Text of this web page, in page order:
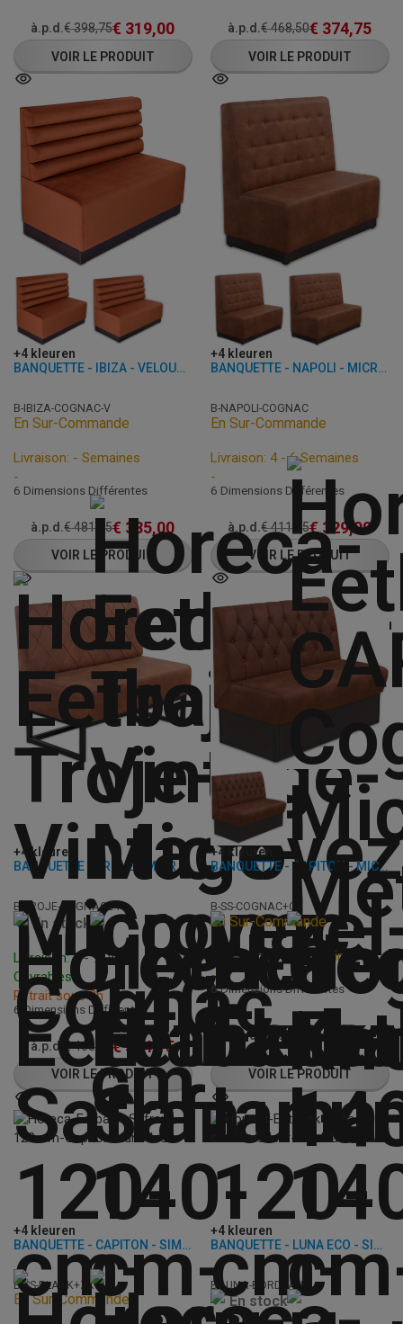
à.p.d.€398,75€ 319,00
VOIR LE PRODUIT
à.p.d.€468,50€ 374,75
VOIR LE PRODUIT
+4 kleuren
BANQUETTE - IBIZA - VELOURS
B-IBIZA-COGNAC-V
En Sur-Commande
Livraison: - Semaines
-
6 Dimensions Différentes
à.p.d.€481,25€ 385,00
VOIR LE PRODUIT
+4 kleuren
BANQUETTE - NAPOLI - MICROFIBRE
B-NAPOLI-COGNAC
En Sur-Commande
Livraison: 4 - 6 Semaines
-
6 Dimensions Différentes
à.p.d.€411,25€329,00
VOIR LE PRODUIT
+4 kleuren
BANQUETTE - TROJE - MICROFIBRE
B-TROJE-COGNAC24
En stock
Livraison: 3 - 7 Jours
Ouvrables
Retrait sous 2h
6 Dimensions Différentes
à.p.d. €468,50 €374,75
VOIR LE PRODUIT
+4 kleuren
BANQUETTE - CAPITON - MICROFIBRE
B-SS-COGNAC+CK
En Sur-Commande
Livraison: 4 - 6 Semaines
-
6 Dimensions Différentes
à.p.d. €482,00 385,50
VOIR LE PRODUIT
+4 kleuren
BANQUETTE - CAPITON - SIMILI CUIR
B-SS-BLACK+ZK
En Sur-Commande
+4 kleuren
BANQUETTE - LUNA ECO - SIMILI CUIR
B-LUNA-BORDEAUX
En stock